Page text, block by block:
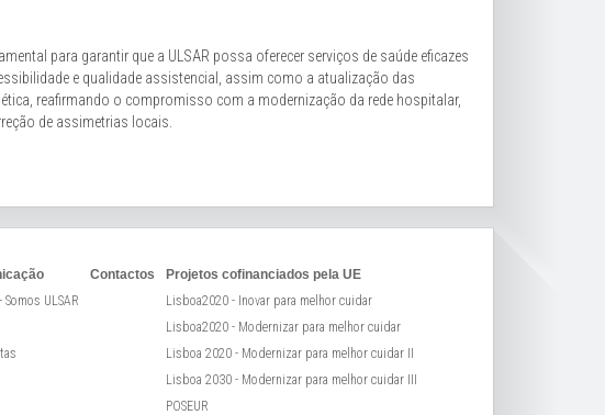
para garantir que a ULSAR possa oferecer serviços de saúde eficazes
e qualidade assistencial, assim como a atualização das
reafirmando o compromisso com a modernização da rede hospitalar,
de assimetrias locais.
Somos ULSAR
Contactos
Projetos cofinanciados pela UE
Lisboa2020 - Inovar para melhor cuidar
Lisboa2020 - Modernizar para melhor cuidar
Lisboa 2020 - Modernizar para melhor cuidar II
Lisboa 2030 - Modernizar para melhor cuidar III
POSEUR